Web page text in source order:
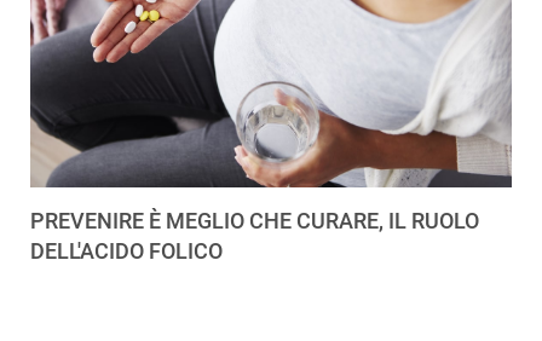
PREVENIRE È MEGLIO CHE CURARE, IL RUOLO
DELL'ACIDO FOLICO